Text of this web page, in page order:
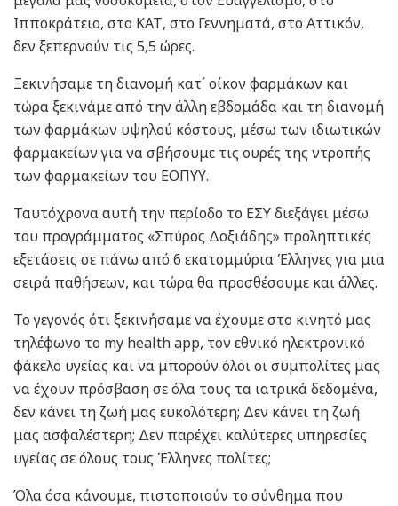
Ιπποκράτειο, στο ΚΑΤ, στο Γεννηματά, στο Αττικόν,
δεν ξεπερνούν τις 5,5 ώρες.
Ξεκινήσαμε τη διανομή κατ΄ οίκον φαρμάκων και
τώρα ξεκινάμε από την άλλη εβδομάδα και τη διανομή
των φαρμάκων υψηλού κόστους, μέσω των ιδιωτικών
φαρμακείων για να σβήσουμε τις ουρές της ντροπής
των φαρμακείων του ΕΟΠΥΥ.
Ταυτόχρονα αυτή την περίοδο το ΕΣΥ διεξάγει μέσω
του προγράμματος «Σπύρος Δοξιάδης» προληπτικές
εξετάσεις σε πάνω από 6 εκατομμύρια Έλληνες για μια
σειρά παθήσεων, και τώρα θα προσθέσουμε και άλλες.
Το γεγονός ότι ξεκινήσαμε να έχουμε στο κινητό μας
τηλέφωνο το my health app, τον εθνικό ηλεκτρονικό
φάκελο υγείας και να μπορούν όλοι οι συμπολίτες μας
να έχουν πρόσβαση σε όλα τους τα ιατρικά δεδομένα,
δεν κάνει τη ζωή μας ευκολότερη; Δεν κάνει τη ζωή
μας ασφαλέστερη; Δεν παρέχει καλύτερες υπηρεσίες
υγείας σε όλους τους Έλληνες πολίτες;
Όλα όσα κάνουμε, πιστοποιούν το σύνθημα που